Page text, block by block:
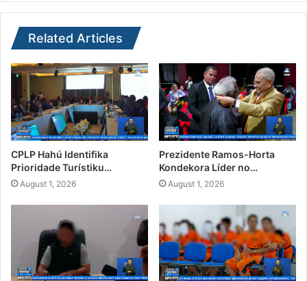
Related Articles
CPLP Hahú Identifika
Prioridade Turístiku…
August 1, 2026
Prezidente Ramos-Horta
Kondekora Líder no…
August 1, 2026